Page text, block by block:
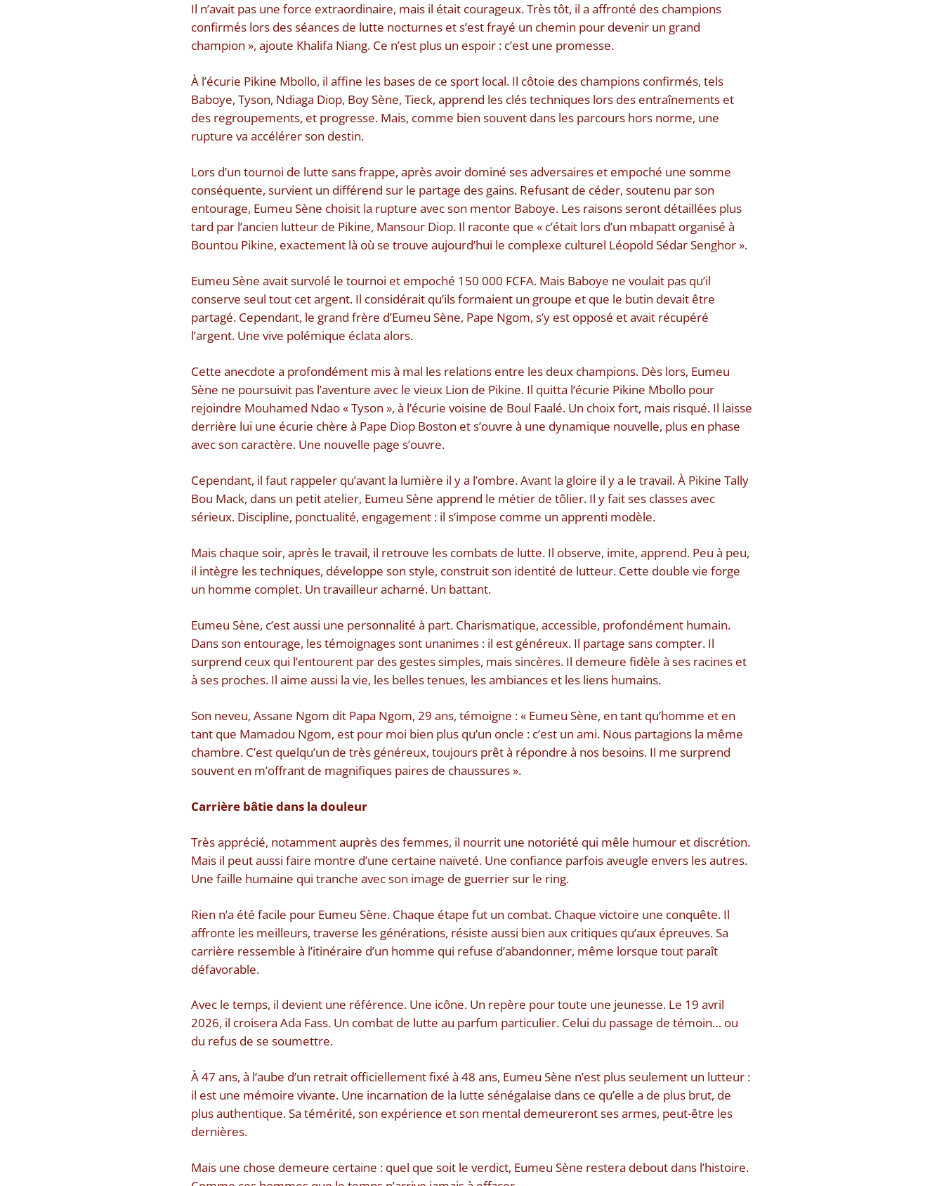
Il n’avait pas une force extraordinaire, mais il était courageux. Très tôt, il a affronté des champions
confirmés lors des séances de lutte nocturnes et s’est frayé un chemin pour devenir un grand
champion », ajoute Khalifa Niang. Ce n’est plus un espoir : c’est une promesse.
À l’écurie Pikine Mbollo, il affine les bases de ce sport local. Il côtoie des champions confirmés, tels
Baboye, Tyson, Ndiaga Diop, Boy Sène, Tieck, apprend les clés techniques lors des entraînements et
des regroupements, et progresse. Mais, comme bien souvent dans les parcours hors norme, une
rupture va accélérer son destin.
Lors d’un tournoi de lutte sans frappe, après avoir dominé ses adversaires et empoché une somme
conséquente, survient un différend sur le partage des gains. Refusant de céder, soutenu par son
entourage, Eumeu Sène choisit la rupture avec son mentor Baboye. Les raisons seront détaillées plus
tard par l’ancien lutteur de Pikine, Mansour Diop. Il raconte que « c’était lors d’un mbapatt organisé à
Bountou Pikine, exactement là où se trouve aujourd’hui le complexe culturel Léopold Sédar Senghor ».
Eumeu Sène avait survolé le tournoi et empoché 150 000 FCFA. Mais Baboye ne voulait pas qu’il
conserve seul tout cet argent. Il considérait qu’ils formaient un groupe et que le butin devait être
partagé. Cependant, le grand frère d’Eumeu Sène, Pape Ngom, s’y est opposé et avait récupéré
l’argent. Une vive polémique éclata alors.
Cette anecdote a profondément mis à mal les relations entre les deux champions. Dès lors, Eumeu
Sène ne poursuivit pas l’aventure avec le vieux Lion de Pikine. Il quitta l’écurie Pikine Mbollo pour
rejoindre Mouhamed Ndao « Tyson », à l’écurie voisine de Boul Faalé. Un choix fort, mais risqué. Il laisse
derrière lui une écurie chère à Pape Diop Boston et s’ouvre à une dynamique nouvelle, plus en phase
avec son caractère. Une nouvelle page s’ouvre.
Cependant, il faut rappeler qu’avant la lumière il y a l’ombre. Avant la gloire il y a le travail. À Pikine Tally
Bou Mack, dans un petit atelier, Eumeu Sène apprend le métier de tôlier. Il y fait ses classes avec
sérieux. Discipline, ponctualité, engagement : il s’impose comme un apprenti modèle.
Mais chaque soir, après le travail, il retrouve les combats de lutte. Il observe, imite, apprend. Peu à peu,
il intègre les techniques, développe son style, construit son identité de lutteur. Cette double vie forge
un homme complet. Un travailleur acharné. Un battant.
Eumeu Sène, c’est aussi une personnalité à part. Charismatique, accessible, profondément humain.
Dans son entourage, les témoignages sont unanimes : il est généreux. Il partage sans compter. Il
surprend ceux qui l’entourent par des gestes simples, mais sincères. Il demeure fidèle à ses racines et
à ses proches. Il aime aussi la vie, les belles tenues, les ambiances et les liens humains.
Son neveu, Assane Ngom dit Papa Ngom, 29 ans, témoigne : « Eumeu Sène, en tant qu’homme et en
tant que Mamadou Ngom, est pour moi bien plus qu’un oncle : c’est un ami. Nous partagions la même
chambre. C’est quelqu’un de très généreux, toujours prêt à répondre à nos besoins. Il me surprend
souvent en m’offrant de magnifiques paires de chaussures ».
Carrière bâtie dans la douleur
Très apprécié, notamment auprès des femmes, il nourrit une notoriété qui mêle humour et discrétion.
Mais il peut aussi faire montre d’une certaine naïveté. Une confiance parfois aveugle envers les autres.
Une faille humaine qui tranche avec son image de guerrier sur le ring.
Rien n’a été facile pour Eumeu Sène. Chaque étape fut un combat. Chaque victoire une conquête. Il
affronte les meilleurs, traverse les générations, résiste aussi bien aux critiques qu’aux épreuves. Sa
carrière ressemble à l’itinéraire d’un homme qui refuse d’abandonner, même lorsque tout paraît
défavorable.
Avec le temps, il devient une référence. Une icône. Un repère pour toute une jeunesse. Le 19 avril
2026, il croisera Ada Fass. Un combat de lutte au parfum particulier. Celui du passage de témoin… ou
du refus de se soumettre.
À 47 ans, à l’aube d’un retrait officiellement fixé à 48 ans, Eumeu Sène n’est plus seulement un lutteur :
il est une mémoire vivante. Une incarnation de la lutte sénégalaise dans ce qu’elle a de plus brut, de
plus authentique. Sa témérité, son expérience et son mental demeureront ses armes, peut-être les
dernières.
Mais une chose demeure certaine : quel que soit le verdict, Eumeu Sène restera debout dans l’histoire.